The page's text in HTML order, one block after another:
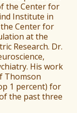
the Center for
Institute in
Center for
at the
Research. Dr.
His work
Thomson
1 percent) for
the past three